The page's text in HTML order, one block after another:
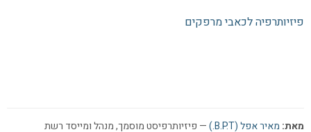
פיזיותרפיה לכאבי מרפקים
מאת: מאיר אפל (B.P.T.)
— פיזיותרפיסט מוסמך, מנהל ומייסד רשת